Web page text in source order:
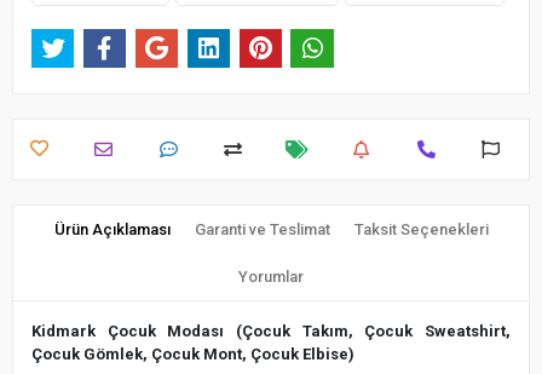
Ürün Açıklaması Garanti ve Teslimat Taksit Seçenekleri
Yorumlar
Kidmark Çocuk Modası (Çocuk Takım, Çocuk Sweatshirt,
Çocuk Gömlek, Çocuk Mont, Çocuk Elbise)